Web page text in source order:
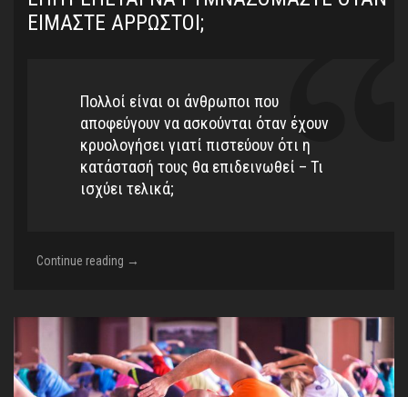
ΕΊΜΑΣΤΕ ΆΡΡΩΣΤΟΙ;
Πολλοί είναι οι άνθρωποι που
αποφεύγουν να ασκούνται όταν έχουν
κρυολογήσει γιατί πιστεύουν ότι η
κατάστασή τους θα επιδεινωθεί – Τι
ισχύει τελικά;
Continue reading Επιτρέπεται
όταν
είμαστε
άρρωστοι;
→